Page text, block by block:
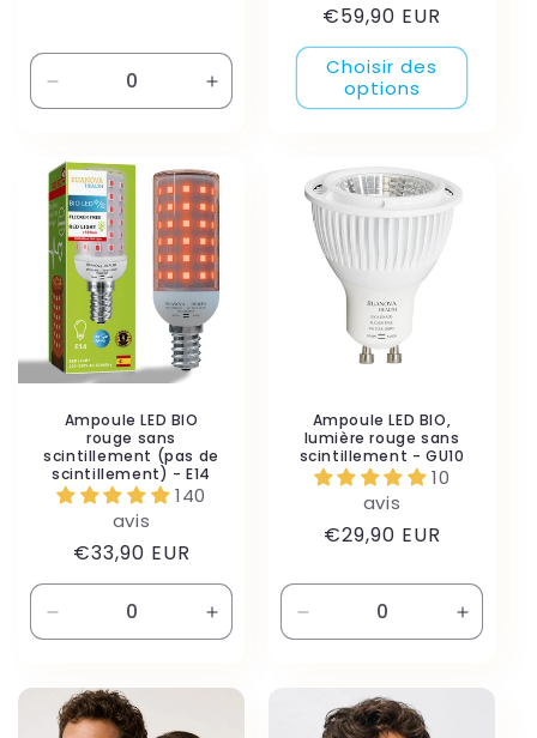
la
de
Default
Title
Augmenter
la
de
Default
Title
Prix
habituel
€59,90 EUR
Choisir des
options
Ampoule LED BIO
rouge sans
scintillement (pas de
scintillement) - E14
140
avis
Prix
habituel
€33,90 EUR
la
de
Default
Augmenter
la
Ampoule LED BIO,
lumière rouge sans
scintillement - GU10
10
avis
Prix
€29,90 EUR
la
Default
la